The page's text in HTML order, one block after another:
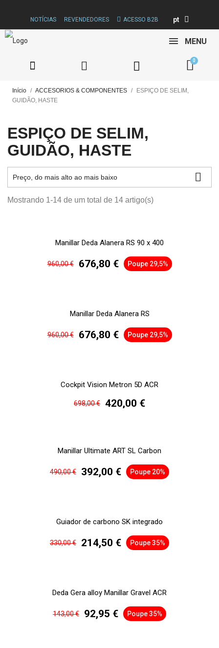
NOTÍCIAS REVENDEDORES ACESSO B2B pt
MENU
Início ACCESORIOS & COMPONENTES
ESPIÇO DE SELIM,
GUIDÃO, HASTE
ESPIÇO DE SELIM,
GUIDÃO, HASTE
Preço, do mais alto ao mais baixo 
Mostrando 1-14 de um total de 14 artigo(s)
Manillar Deda Alanera RS 90 x 400
960,00 € 676,80 € Poupe 29,5%
Manillar Deda Alanera RS
960,00 € 676,80 € Poupe 29,5%
Cockpit Vision Metron 5D ACR
698,00 € 420,00 €
Manillar Ultimate ART SL Carbon
490,00 € 392,00 € Poupe 20%
Guiador de carbono SK integrado
330,00 € 214,50 € Poupe 35%
Deda Gera alloy Manillar Gravel ACR
143,00 € 92,95 € Poupe 35%